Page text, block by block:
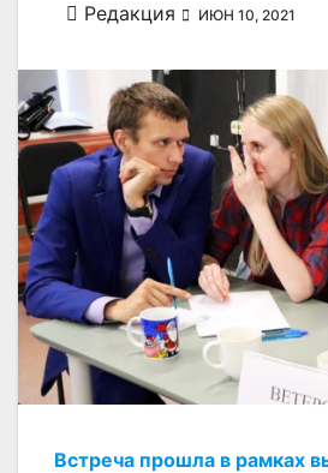
Редакция ИЮН 10, 2021
Встреча прошла в рамках